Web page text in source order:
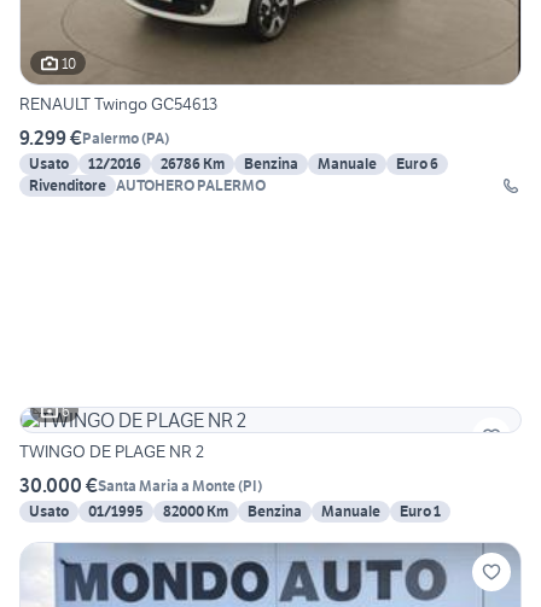
10
RENAULT Twingo GC54613
9.299 €Palermo(PA)
Usato
12/2016 26786 Km Benzina Manuale
Euro 6
Rivenditore AUTOHERO PALERMO
6
TWINGO DE PLAGE NR 2
30.000 €Santa Maria a Monte(PI)
Usato
01/1995 82000 Km Benzina Manuale Euro 1